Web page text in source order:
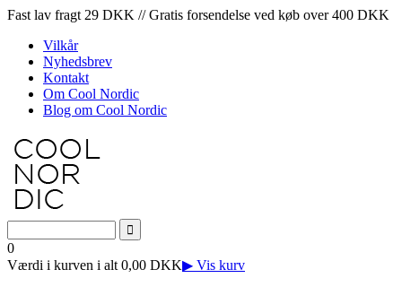
Fast lav fragt 29 DKK // Gratis forsendelse ved køb over 400 DKK
Vilkår
Nyhedsbrev
Kontakt
Om Cool Nordic
Blog om Cool Nordic
0
Værdi i kurven i alt 0,00 DKK▶ Vis kurv